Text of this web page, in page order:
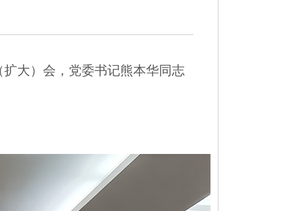
大）会，党委书记熊本华同志